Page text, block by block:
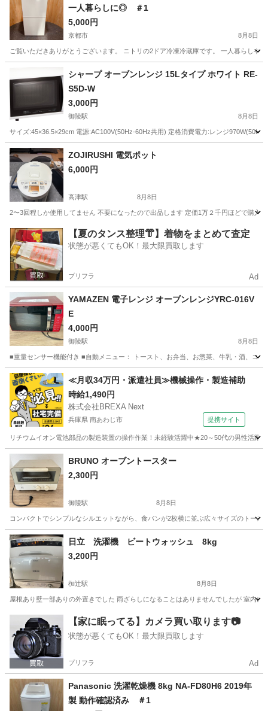
一人暮らしに◎ ＃1
5,000円
京都市 8月8日
ご覧いただきありがとうございます。 ニトリの2ドア冷凍冷蔵庫です。 一人暮らし
キッチン家電
シャープ オーブンレンジ 15Lタイプ ホワイト RE-
S5D-W
3,000円
御陵駅 8月8日
サイズ:45×36.5×29cm 電源:AC100V(50Hz-60Hz共用) 定格消費電力:レンジ
京都 京都市 キッチン家電
ZOJIRUSHI 電気ポット
6,000円
高津駅 8月8日
2〜3回程しか使用してません 不要になったので出品します 定価1万２千円ほどで購入
京都 綾部市 高津駅 家電
【夏のタンス整理👘】着物をまとめて査定
状態が悪くてもOK！最大限買取します
プリフラ Ad
YAMAZEN 電子レンジ オーブンレンジYRC-016V
E
4,000円
御陵駅 8月8日
■重量センサー機能付き ■自動メニュー： トースト、お弁当、お惣菜、牛乳・酒、コ
京都 京都市 御陵駅 キッチン家電
≪月収34万円・派遣社員≫機械操作・製造補助
時給1,490円
株式会社BREXA Next
兵庫県 南あわじ市 提携サイト
リチウムイオン電池部品の製造装置の操作作業！未経験活躍中★20～50代の男性活
兵庫 南あわじ市 その他
BRUNO オーブントースター
2,300円
御陵駅 8月8日
コンパクトでシンプルなシルエットながら、食パンが2枚横に並ぶ広々サイズのトー
京都 京都市 御陵駅 キッチン家電
日立 洗濯機 ビートウォッシュ 8kg
3,200円
椥辻駅 8月8日
屋根あり壁一部ありの外置きでした 雨ざらしになることはありませんでしたが 室内
京都市 椥辻駅 生活家電
【家に眠ってる】カメラ買い取ります📷
状態が悪くてもOK！最大限買取します
プリフラ Ad
Panasonic 洗濯乾燥機 8kg NA-FD80H6 2019年
製 動作確認済み ＃1